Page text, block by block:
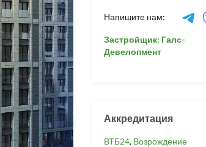
Напишите нам:
Застройщик: Галс-
Девелопмент
Аккредитация
ВТБ24, Возрождение